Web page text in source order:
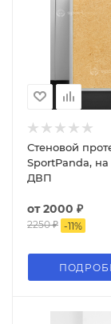
Стеновой
SportPanda, на
ДВП
от2000 ₽
2250 ₽ -11%